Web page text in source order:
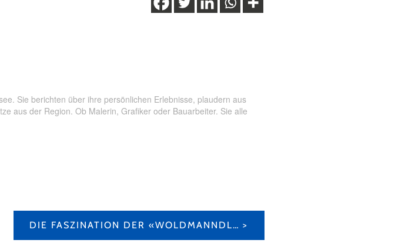
Sie berichten über ihre persönlichen Erlebnisse, plaudern aus
aus der Region. Ob Malerin, Grafiker oder Bauarbeiter. Sie alle
DIE FASZINATION DER «WOLDMANNDLI» IN ANDERMATT